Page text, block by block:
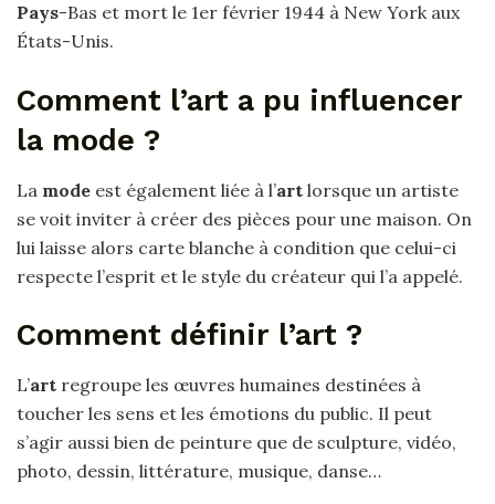
Pays-Bas et mort le 1er février 1944 à New York aux
États-Unis.
Comment l’art a pu influencer
la mode ?
La mode est également liée à l’art lorsque un artiste
se voit inviter à créer des pièces pour une maison. On
lui laisse alors carte blanche à condition que celui-ci
respecte l’esprit et le style du créateur qui l’a appelé.
Comment définir l’art ?
L’art regroupe les œuvres humaines destinées à
toucher les sens et les émotions du public. Il peut
s’agir aussi bien de peinture que de sculpture, vidéo,
photo, dessin, littérature, musique, danse…